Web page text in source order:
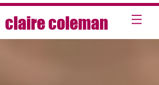
claire coleman